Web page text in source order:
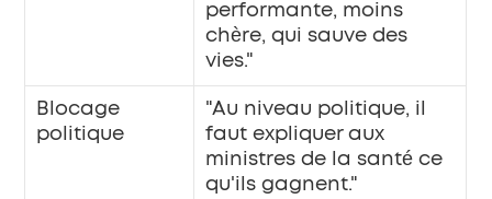
performante, moins
chère, qui sauve des
vies."
Blocage
politique
"Au niveau politique, il
faut expliquer aux
ministres de la santé ce
qu'ils gagnent."